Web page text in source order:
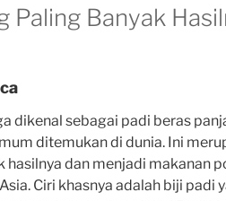
Paling Banyak
dikenal sebagai padi beras
ditemukan di dunia. Ini
hasilnya dan menjadi makanan
Ciri khasnya adalah biji padi